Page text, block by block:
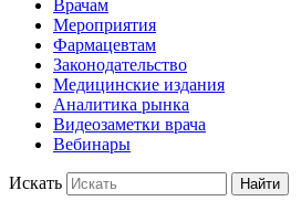
Врачам
Мероприятия
Фармацевтам
Законодательство
Медицинские издания
Аналитика рынка
Видеозаметки врача
Вебинары
Искать Найти